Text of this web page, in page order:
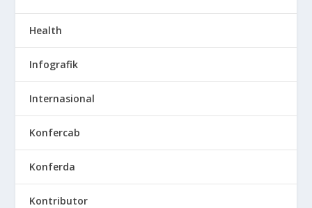
Health
Infografik
Internasional
Konfercab
Konferda
Kontributor